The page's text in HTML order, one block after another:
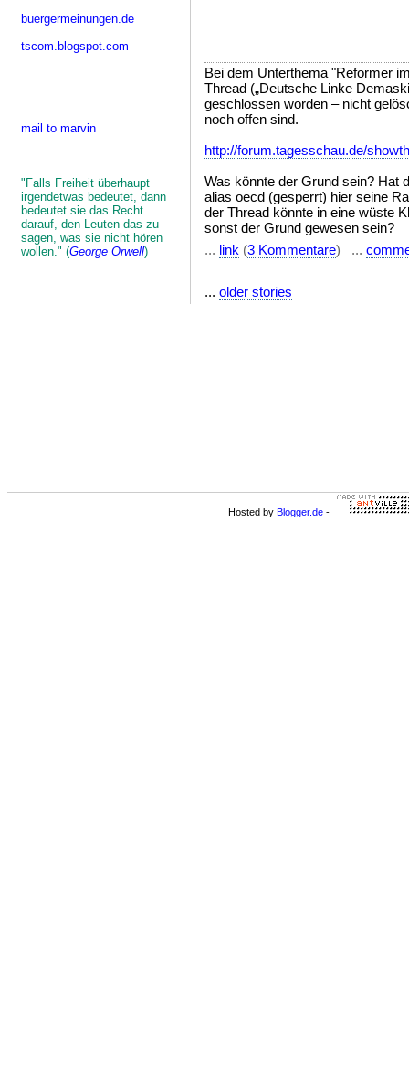
buergermeinungen.de
tscom.blogspot.com
mail to marvin
"Falls Freiheit überhaupt
irgendetwas bedeutet, dann
bedeutet sie das Recht
darauf, den Leuten das zu
sagen, was sie nicht hören
wollen." (George Orwell)
Bei dem Unterthema "Reformer
Thread („Deutsche Linke
geschlossen worden – nicht
noch offen sind.
http://forum.tagesschau.de/
Was könnte der Grund sein? Hat
alias oecd (gesperrt) hier seine
der Thread könnte in eine wüste
sonst der Grund gewesen sein?
... link (3 Kommentare) ...
... older stories
Hosted by Blogger.de -